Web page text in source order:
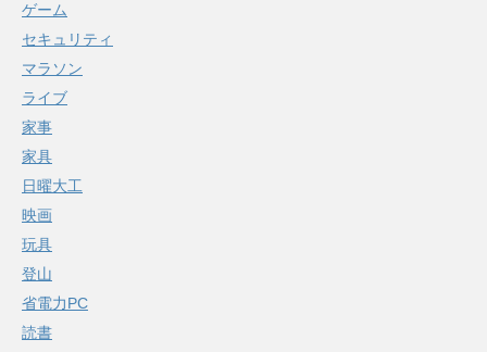
ゲーム
セキュリティ
マラソン
ライブ
家事
家具
日曜大工
映画
玩具
登山
省電力PC
読書